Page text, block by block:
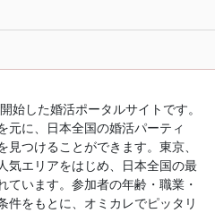
始した婚活ポータルサイトです。
元に、日本全国の婚活パーティ
つけることができます。東京、
気エリアをはじめ、日本全国の最
ています。参加者の年齢・職業・
件をもとに、オミカレでピッタリ